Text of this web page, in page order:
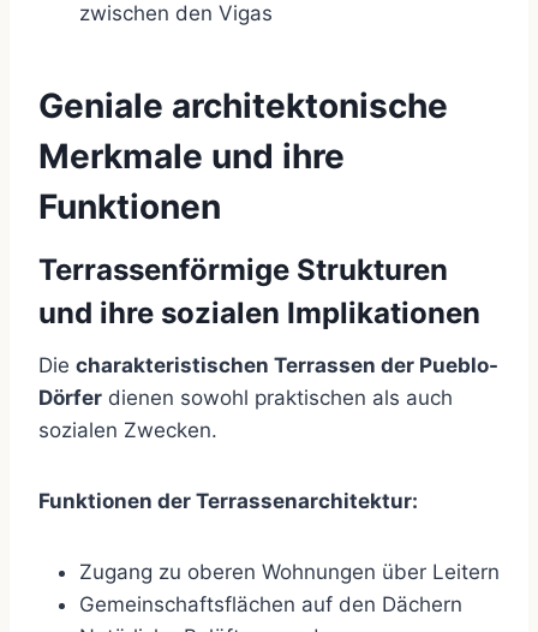
zwischen den Vigas
Geniale architektonische
Merkmale und ihre
Funktionen
Terrassenförmige Strukturen
und ihre sozialen Implikationen
Die charakteristischen Terrassen der Pueblo-
Dörfer dienen sowohl praktischen als auch
sozialen Zwecken.
Funktionen der Terrassenarchitektur:
Zugang zu oberen Wohnungen über Leitern
Gemeinschaftsflächen auf den Dächern